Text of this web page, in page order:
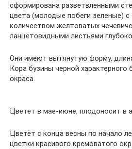
сформирована разветвленными
цвета (молодые побеги зеленые)
количеством желтоватых
ланцетовидными листьями
Они имеют вытянутую форму,
Кора бузины черной характерного
окраса.
Цветет в мае-июне, плодоносит в
Цветёт с конца весны по начало
цветки красивого кремоватого